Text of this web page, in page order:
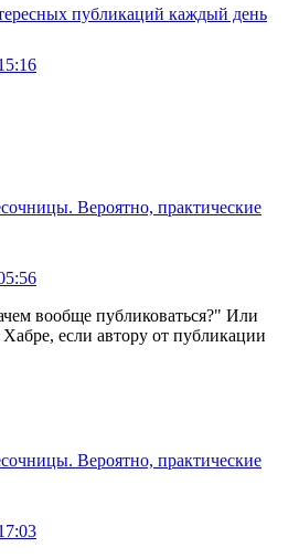
публикаций каждый день
Вероятно, практические
вообще публиковаться?" Или
Хабре, если автору от публикации
Вероятно, практические